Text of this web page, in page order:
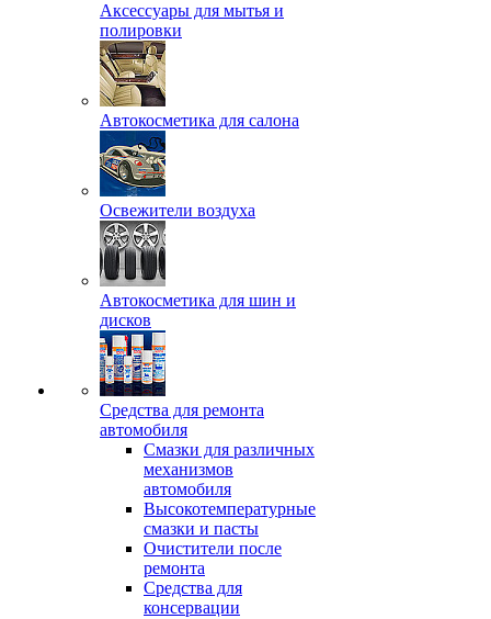
Аксессуары для мытья и
полировки
Автокосметика для салона
Освежители воздуха
Автокосметика для шин и
дисков
Средства для ремонта
автомобиля
Смазки для различных
механизмов
автомобиля
Высокотемпературные
смазки и пасты
Очистители после
ремонта
Средства для
консервации